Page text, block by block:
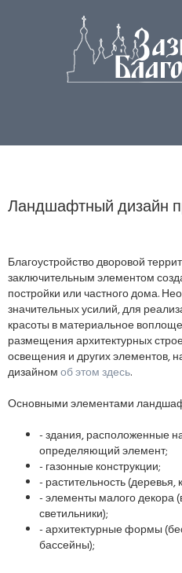
Ландшафтный дизайн
Благоустройство дворовой
заключительным элементом
постройки или частного дома.
значительных усилий, для
красоты в материальное
размещения архитектурных
освещения и других элементов,
дизайномоб этом здесь.
Основными элементами
- здания, расположенные
определяющий элемент;
- газонные конструкции;
- растительность (деревья,
- элементы малого декора
светильники);
- архитектурные формы
бассейны);